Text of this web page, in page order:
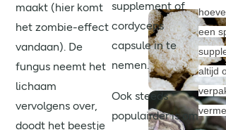
maakt (hier komt
het zombie-effect
vandaan). De
fungus neemt het
lichaam
vervolgens over,
doodt het beestje
supplement of
cordyceps
capsule in te
nemen.
Ook steeds
populairder is om
een
altijd